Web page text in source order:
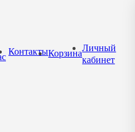
КонтактыКорзина
Личный
кабинет